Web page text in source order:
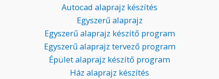
Autocad alaprajz készítés
Egyszerű alaprajz
Egyszerű alaprajz készítő program
Egyszerű alaprajz tervező program
Épület alaprajz készítő program
Ház alaprajz készítés